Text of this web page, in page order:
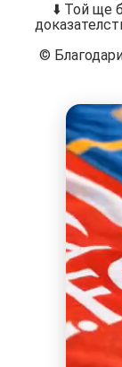
⬇️ Той ще
©️